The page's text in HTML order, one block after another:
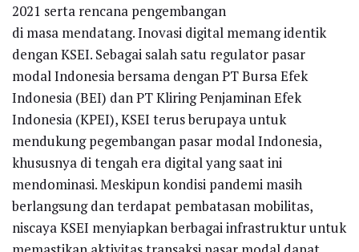
2021 serta rencana pengembangan
di masa mendatang. Inovasi digital memang identik
dengan KSEI. Sebagai salah satu regulator pasar
modal Indonesia bersama dengan PT Bursa Efek
Indonesia (BEI) dan PT Kliring Penjaminan Efek
Indonesia (KPEI), KSEI terus berupaya untuk
mendukung pegembangan pasar modal Indonesia,
khususnya di tengah era digital yang saat ini
mendominasi. Meskipun kondisi pandemi masih
berlangsung dan terdapat pembatasan mobilitas,
niscaya KSEI menyiapkan berbagai infrastruktur untuk